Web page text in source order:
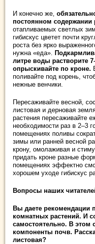
И конечно же,
постоянном
отапливаемых светлых
гибискус цветет почти
роста без ярко
нужна «еда».
литре воды растворите
опрыскивайте по кроне.
поливайте под корень,
нежные венчики.
Пересаживайте весной,
листовая и дерновая
растения пересаживайте
необходимости раз в 2–3
помещениях поливы
зимы или ранней весной
крону, омолаживая и
придать кроне разные
помещениях эффектно
хорошем уходе гибискус
Вопросы наших
Вы даете рекомендации
комнатных растений. И
самостоятельно. В этом
компоненты почв.
листовая?